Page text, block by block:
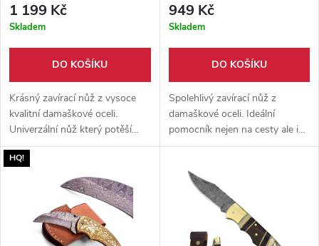
1 199 Kč
Skladem
DO KOŠÍKU
Krásný zavírací nůž z vysoce
kvalitní damaškové oceli.
Univerzální nůž který potěší
každého milovníka chladných
zbraní.
949 Kč
Skladem
DO KOŠÍKU
Spolehlivý zavírací nůž z
damaškové oceli. Ideální
pomocník nejen na cesty ale i
do domácnosti. Součástí balení
kůže.
HQ!